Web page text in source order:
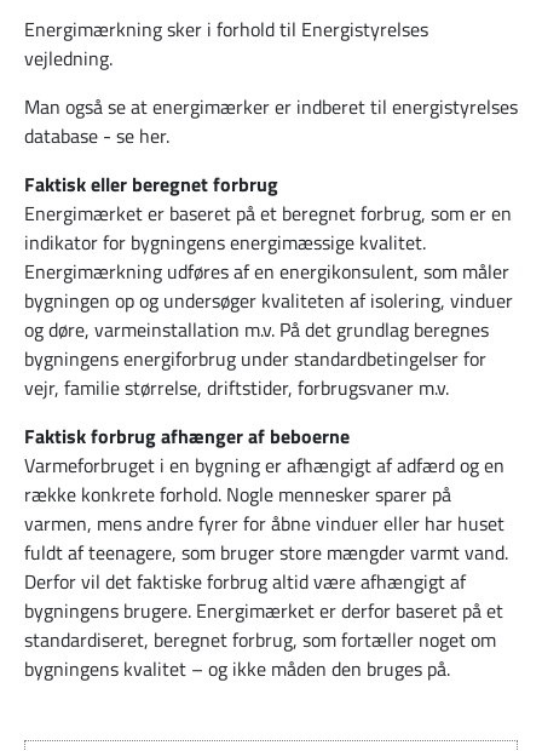
Energimærkning sker i forhold til Energistyrelses
vejledning.
Man også se at energimærker er indberet til energistyrelses
database - se her.
Faktisk eller beregnet forbrug
Energimærket er baseret på et beregnet forbrug, som er en
indikator for bygningens energimæssige kvalitet.
Energimærkning udføres af en energikonsulent, som måler
bygningen op og undersøger kvaliteten af isolering, vinduer
og døre, varmeinstallation m.v. På det grundlag beregnes
bygningens energiforbrug under standardbetingelser for
vejr, familie størrelse, driftstider, forbrugsvaner m.v.
Faktisk forbrug afhænger af beboerne
Varmeforbruget i en bygning er afhængigt af adfærd og en
række konkrete forhold. Nogle mennesker sparer på
varmen, mens andre fyrer for åbne vinduer eller har huset
fuldt af teenagere, som bruger store mængder varmt vand.
Derfor vil det faktiske forbrug altid være afhængigt af
bygningens brugere. Energimærket er derfor baseret på et
standardiseret, beregnet forbrug, som fortæller noget om
bygningens kvalitet – og ikke måden den bruges på.